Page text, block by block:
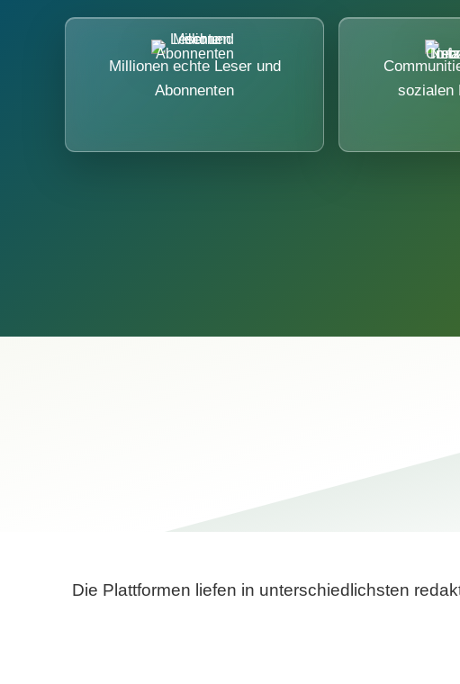
Millionen echte Leser und
Abonnenten
sozialen
Die Plattformen liefen in unterschiedlichsten